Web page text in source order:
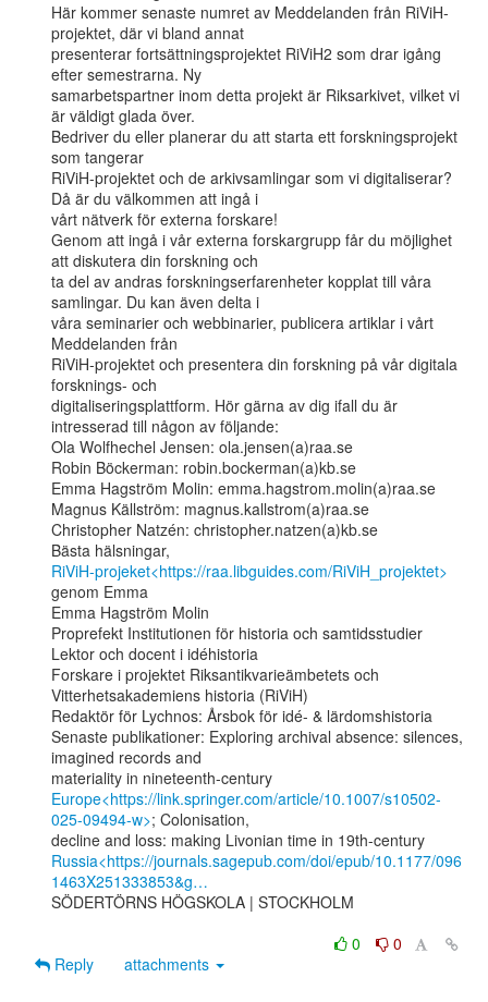
Här kommer senaste numret av Meddelanden från RiViH-
projektet, där vi bland annat
presenterar fortsättningsprojektet RiViH2 som drar igång
efter semestrarna. Ny
samarbetspartner inom detta projekt är Riksarkivet, vilket vi
är väldigt glada över.
Bedriver du eller planerar du att starta ett forskningsprojekt
som tangerar
RiViH-projektet och de arkivsamlingar som vi digitaliserar?
Då är du välkommen att ingå i
vårt nätverk för externa forskare!
Genom att ingå i vår externa forskargrupp får du möjlighet
att diskutera din forskning och
ta del av andras forskningserfarenheter kopplat till våra
samlingar. Du kan även delta i
våra seminarier och webbinarier, publicera artiklar i vårt
Meddelanden från
RiViH-projektet och presentera din forskning på vår digitala
forsknings- och
digitaliseringsplattform. Hör gärna av dig ifall du är
intresserad till någon av följande:
Ola Wolfhechel Jensen: ola.jensen(a)raa.se
Robin Böckerman: robin.bockerman(a)kb.se
Emma Hagström Molin: emma.hagstrom.molin(a)raa.se
Magnus Källström: magnus.kallstrom(a)raa.se
Christopher Natzén: christopher.natzen(a)kb.se
RiViH-projeket<https://raa.libguides.com/RiViH_projektet>
genom Emma
Emma Hagström Molin
Proprefekt Institutionen för historia och samtidsstudier
Lektor och docent i idéhistoria
Forskare i projektet Riksantikvarieämbetets och
Vitterhetsakademiens historia (RiViH)
Redaktör för Lychnos: Årsbok för idé- & lärdomshistoria
Senaste publikationer: Exploring archival absence: silences,
imagined records and
Europe<https://link.springer.com/article/10.1007/s10502-
025-09494-w>; Colonisation,
Russia<https://journals.sagepub.com/doi/epub/10.1177/096
1463X251333853&g…
SÖDERTÖRNS HÖGSKOLA | STOCKHOLM
0
0
Reply
attachments